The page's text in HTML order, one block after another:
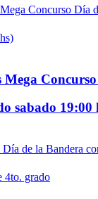
Mega
sabado 19:00